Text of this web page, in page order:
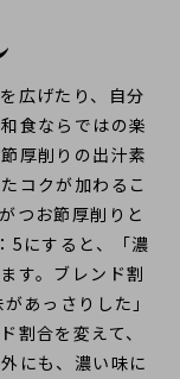
広げたり、自分
食ならではの楽
厚削りの出汁素
コクが加わるこ
つお節厚削りと
5にすると、「濃
す。ブレンド割
あっさりした」
割合を変えて、
にも、濃い味に